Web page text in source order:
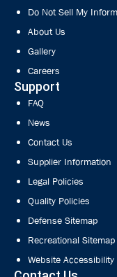
Do Not Sell My
About Us
Gallery
Careers
Support
FAQ
News
Contact Us
Supplier Information
Legal Policies
Quality Policies
Defense Sitemap
Recreational Sitemap
Website